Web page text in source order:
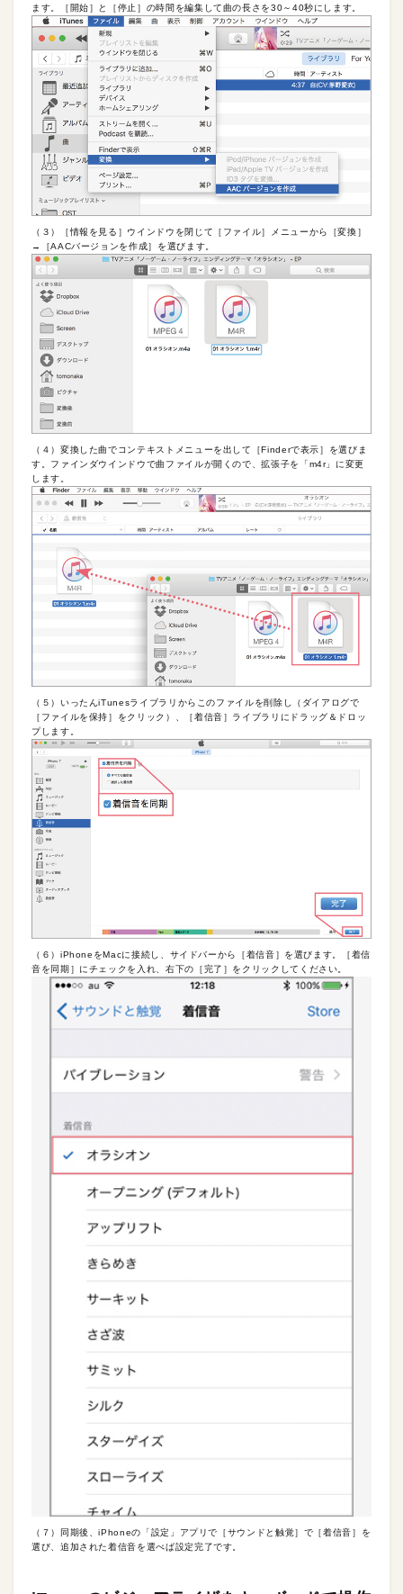
ます。［開始］と［停止］の時間を編集して曲の長さを30～40秒にします。
（３）［情報を見る］ウインドウを閉じて［ファイル］メニューから［変換］
→［AACバージョンを作成］を選びます。
（４）変換した曲でコンテキストメニューを出して［Finderで表示］を選びま
す。ファインダウインドウで曲ファイルが開くので、拡張子を「m4r」に変更
します。
（５）いったんiTunesライブラリからこのファイルを削除し（ダイアログで
［ファイルを保持］をクリック）、［着信音］ライブラリにドラッグ＆ドロッ
プします。
（６）iPhoneをMacに接続し、サイドバーから［着信音］を選びます。［着信
音を同期］にチェックを入れ、右下の［完了］をクリックしてください。
（７）同期後、iPhoneの「設定」アプリで［サウンドと触覚］で［着信音］を
選び、追加された着信音を選べば設定完了です。